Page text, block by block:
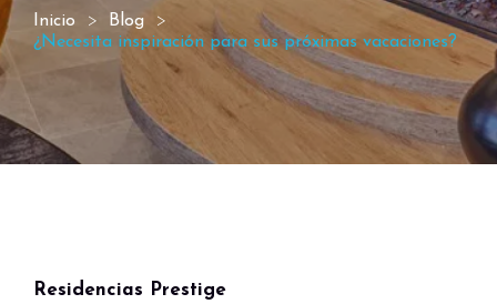
Inicio
Blog
¿Necesita inspiración para sus próximas vacaciones?
Residencias Prestige